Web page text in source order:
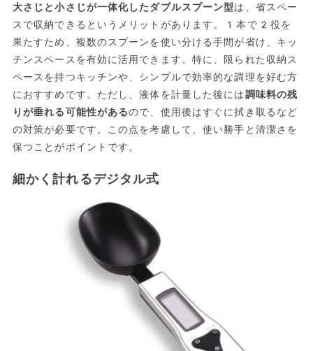
大さじと小さじが一体化したダブルスプーン型は、省スペー
スで収納できるというメリットがあります。1本で2役を
果たすため、複数のスプーンを使い分ける手間が省け、キッ
チンスペースを有効に活用できます。特に、限られた収納ス
ペースを持つキッチンや、シンプルで効率的な調理を好む方
におすすめです。ただし、液体を計量した後には調味料の残
りが垂れる可能性があるので、使用後はすぐに拭き取るなど
の対策が必要です。この点を考慮して、使い勝手と清潔さを
保つことがポイントです。
細かく計れるデジタル式